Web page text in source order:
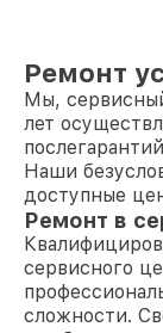
Ремонт
Мы,
лет
Наши
доступные
Ремонт в
сервисного
сложности.